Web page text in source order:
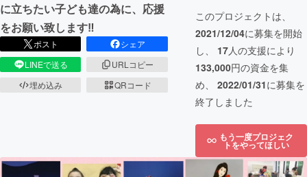
に立ちたい子ども達の為に、応援
をお願い致します‼︎
ポスト
シェア
LINEで送る
URLコピー
埋め込み
QRコード
このプロジェクトは、
2021/12/04に募集を開始
し、 17人の支援により
133,000円の資金を集
め、 2022/01/31に募集を
終了しました
もう一度プロジェク
トをやってほしい